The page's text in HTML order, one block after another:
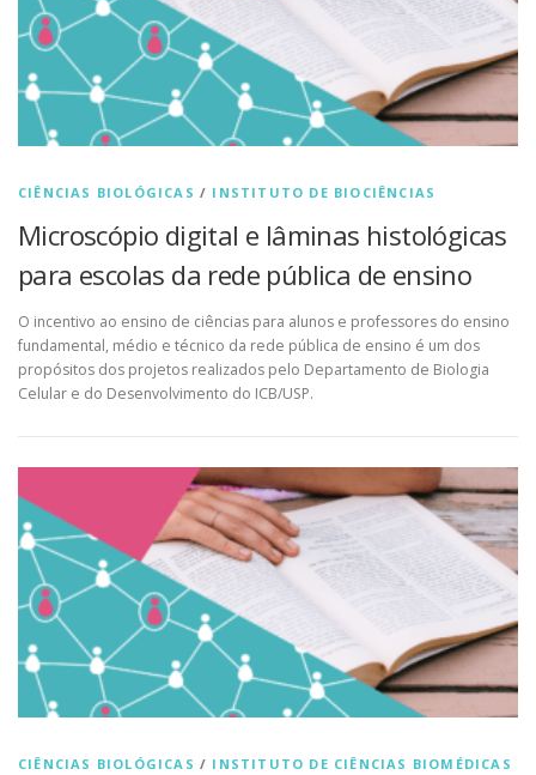
CIÊNCIAS BIOLÓGICAS / INSTITUTO DE BIOCIÊNCIAS
Microscópio digital e lâminas histológicas
para escolas da rede pública de ensino
O incentivo ao ensino de ciências para alunos e professores do ensino
fundamental, médio e técnico da rede pública de ensino é um dos
propósitos dos projetos realizados pelo Departamento de Biologia
Celular e do Desenvolvimento do ICB/USP.
CIÊNCIAS BIOLÓGICAS / INSTITUTO DE CIÊNCIAS BIOMÉDICAS